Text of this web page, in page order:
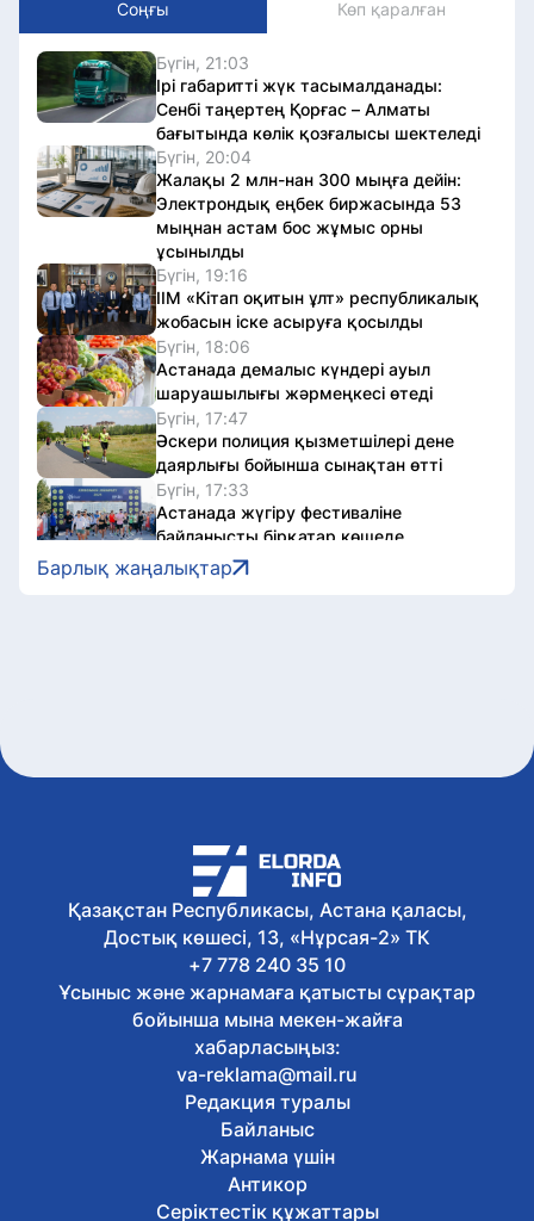
Соңғы Көп қаралған
Бүгін, 21:03
Ірі габаритті жүк тасымалданады:
Сенбі таңертең Қорғас – Алматы
бағытында көлік қозғалысы шектеледі
Бүгін, 20:04
Жалақы 2 млн-нан 300 мыңға дейін:
Электрондық еңбек биржасында 53
мыңнан астам бос жұмыс орны
ұсынылды
Бүгін, 19:16
ІІМ «Кітап оқитын ұлт» республикалық
жобасын іске асыруға қосылды
Бүгін, 18:06
Астанада демалыс күндері ауыл
шаруашылығы жәрмеңкесі өтеді
Бүгін, 17:47
Әскери полиция қызметшілері дене
даярлығы бойынша сынақтан өтті
Бүгін, 17:33
Астанада жүгіру фестиваліне
байланысты бірқатар көшеде
қозғалыс шектеледі
Бүгін, 17:19
Экологиялық кодекс жаңартылды: не
Қазақстан театрларында балаларға
арналған қойылымдар көбейіп келеді
Бүгін, 16:38
Жалақыдан ұсталған алиментті
аудармаған жұмыс беруші жауапқа
тартылды
Бүгін, 16:26
Балаларды интернет-алаяқтардан
қалай қорғауға болады
Бүгін, 16:14
Отандық өндірушілермен жеңіл
өнеркәсіпті дамыту мәселелері
талқыланды
Бүгін, 16:02
Астанада Абай күніне орай
тоғызқұмалақтан алғашқы қалалық
Барлық жаңалықтар
Қазақстан Республикасы, Астана қаласы,
Достық көшесі, 13, «Нұрсая-2» ТК
+7 778 240 35 10
Ұсыныс және жарнамаға қатысты сұрақтар
бойынша мына мекен-жайға
хабарласыңыз:
va-reklama@mail.ru
Редакция туралы
Байланыс
Жарнама үшін
Антикор
Серіктестік құжаттары